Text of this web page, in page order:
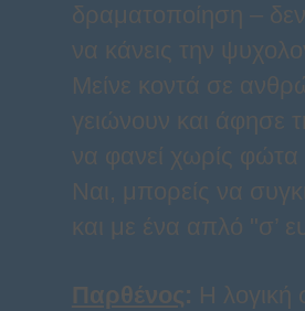
δραματοποίηση – δεν
να κάνεις την
Μείνε κοντά σε
γειώνουν και άφησε
να φανεί χωρίς φώτα
Ναι, μπορείς να
και με ένα απλό "σ’
Παρθένος: Η